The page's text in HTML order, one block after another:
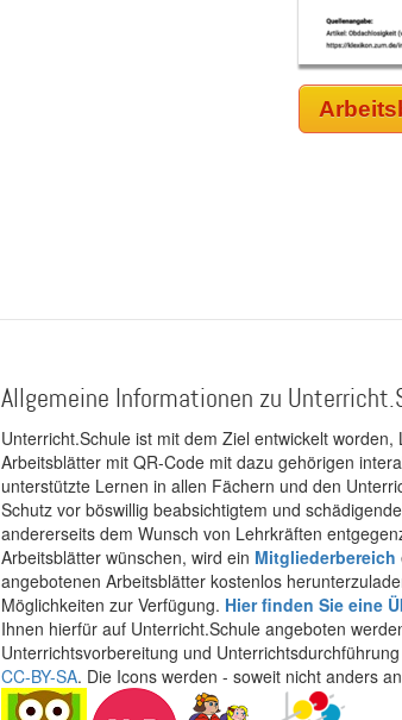
Allgemeine Informationen zu
Unterricht.Schule ist mit dem Ziel entwickelt
Arbeitsblätter mit QR-Code mit dazu gehörigen
unterstützte Lernen in allen Fächern und den
Schutz vor böswillig beabsichtigtem und
andererseits dem Wunsch von Lehrkräften
Arbeitsblätter wünschen, wird ein Mitgliederbereich
angebotenen Arbeitsblätter kostenlos
Möglichkeiten zur Verfügung. Hier finden Sie eine
Ihnen hierfür auf Unterricht.Schule angeboten
Unterrichtsvorbereitung und
CC-BY-SA. Die Icons werden - soweit nicht anders